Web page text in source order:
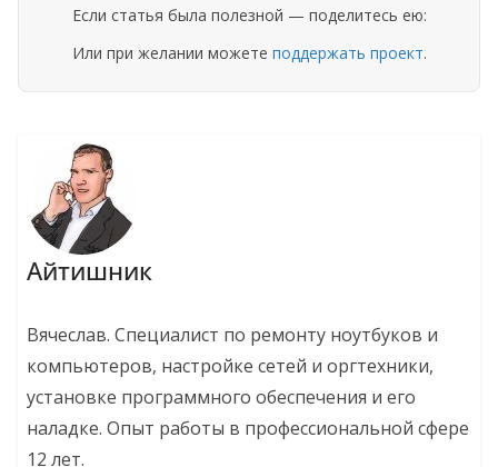
Если статья была полезной — поделитесь ею:
Или при желании можете поддержать проект.
Айтишник
Вячеслав. Специалист по ремонту ноутбуков и
компьютеров, настройке сетей и оргтехники,
установке программного обеспечения и его
наладке. Опыт работы в профессиональной сфере
12 лет.